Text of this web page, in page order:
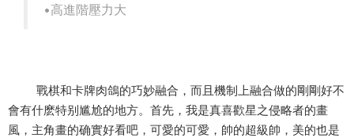
•高進階壓力大
戰棋和卡牌肉鴿的巧妙融合，而且機制上融合做的剛剛好不
會有什麽特别尴尬的地方。首先，我是真喜歡星之侵略者的畫
風，主角畫的确實好看吧，可愛的可愛，帥的超級帥，美的也是